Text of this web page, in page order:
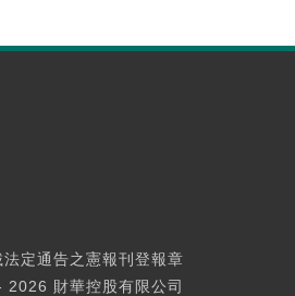
定通告之憲報刊登報章
財華控股有限公司